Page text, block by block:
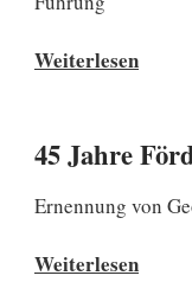
Weiterlesen
–
45 Jahre
Ernennung von
Weiterlesen45